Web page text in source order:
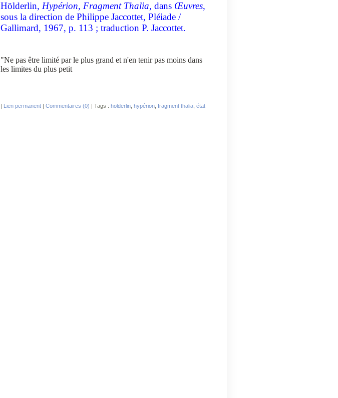
Hölderlin, Hypérion, Fragment Thalia, dans Œuvres,
sous la direction de Philippe Jaccottet, Pléiade /
Gallimard, 1967, p. 113 ; traduction P. Jaccottet.
"Ne pas être limité par le plus grand et n'en tenirpas moins dans
les limites du plus petit
| Lien permanent | Commentaires (0) | Tags : hölderlin hypérion fragment thalia état